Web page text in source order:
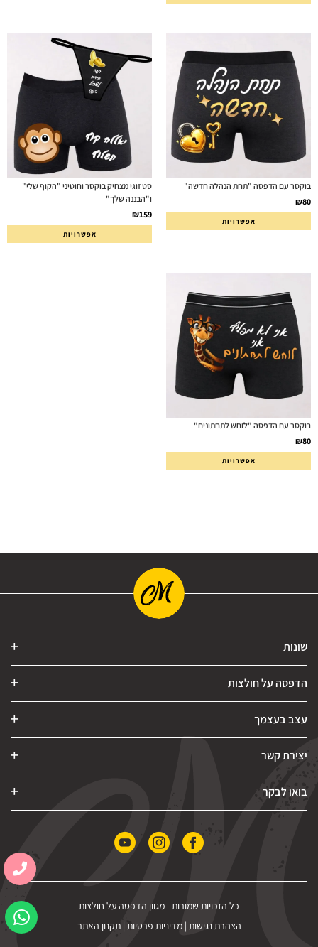
בוקסר עם הדפסה "תחת הנהלה חדשה"
₪80
אפשרויות
סט זוגי מצחיק בוקסר וחוטיני "הקוף שלי"
ו"הבננה שלך"
₪159
אפשרויות
בוקסר עם הדפסה "לוחש לתחתונים"
₪80
אפשרויות
שונות
הדפסה על חולצות
עצב בעצמך
יצירת קשר
בואו לבקר
כל הזכויות שמורות -מגוון הדפסה על חולצות
הצהרת נגישות |מדיניות פרטיות |תקנון האתר